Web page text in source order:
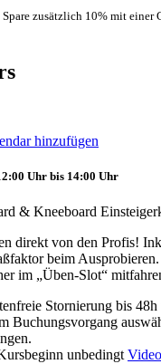
Spare zusätzlich 10% mit einer
hinzufügen
Uhr bis 14:00 Uhr
& Kneeboard
direkt von den Profis!
beim
im „Üben-Slot“
Stornierung bis 48h
Buchungsvorgang
unbedingt